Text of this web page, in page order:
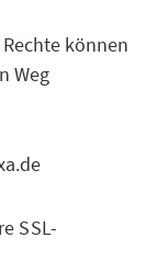
können
Weg
SSL-